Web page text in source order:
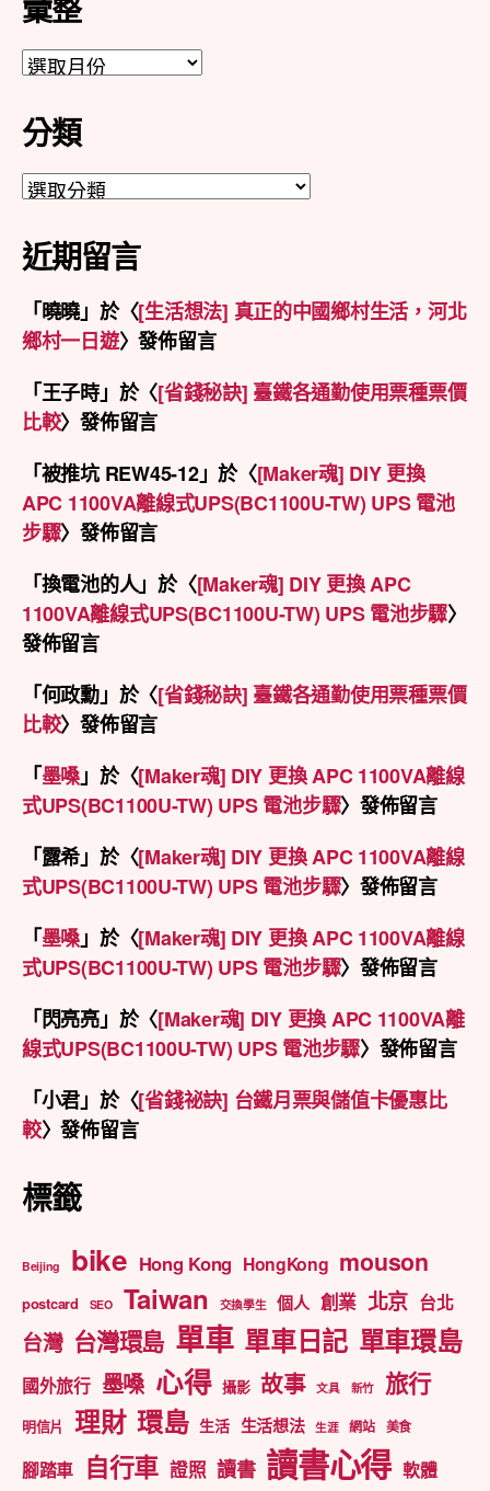
彙
分類
分
近期留言
「曉曉」於〈[生活想法] 真正的中國鄉村生活，河北
鄉村一日遊〉發佈留言
「王子時」於〈[省錢秘訣] 臺鐵各通勤使用票種票價
比較〉發佈留言
「被推坑 REW45-12」於〈[Maker魂] DIY 更換
APC 1100VA離線式UPS(BC1100U-TW) UPS 電池
步驟〉發佈留言
「換電池的人」於〈[Maker魂] DIY 更換 APC
1100VA離線式UPS(BC1100U-TW) UPS 電池步驟〉
發佈留言
「何政勳」於〈[省錢秘訣] 臺鐵各通勤使用票種票價
比較〉發佈留言
「墨嗓」於〈[Maker魂] DIY 更換 APC 1100VA離線
式UPS(BC1100U-TW) UPS 電池步驟〉發佈留言
「露希」於〈[Maker魂] DIY 更換 APC 1100VA離線
式UPS(BC1100U-TW) UPS 電池步驟〉發佈留言
「墨嗓」於〈[Maker魂] DIY 更換 APC 1100VA離線
式UPS(BC1100U-TW) UPS 電池步驟〉發佈留言
「閃亮亮」於〈[Maker魂] DIY 更換 APC 1100VA離
線式UPS(BC1100U-TW) UPS 電池步驟〉發佈留言
「小君」於〈[省錢祕訣] 台鐵月票與儲值卡優惠比
較〉發佈留言
標籤
Beijing bike Hong Kong HongKong mouson
postcard SEO Taiwan 交換學生 個人 創業 北京 台北
台灣 台灣環島 單車 單車日記 單車環島
國外旅行 墨嗓 心得 攝影 故事 文具 新竹 旅行
明信片 理財 環島 生活 生活想法 生涯 網站 美食
腳踏車 自行車 證照 讀書 讀書心得 軟體